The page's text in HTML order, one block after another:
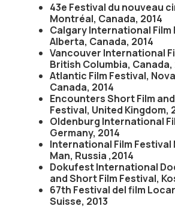
43e Festival du nouveau
Montréal, Canada, 2014
Calgary International Film
Alberta, Canada, 2014
Vancouver International
British Columbia, Canada,
Atlantic Film Festival,
Canada, 2014
Encounters Short Film
Festival, United Kingdom,
Oldenburg International
Germany, 2014
International Film Festival
Man, Russia ,2014
Dokufest International
and Short Film Festival,
67th Festival del film
Suisse, 2013